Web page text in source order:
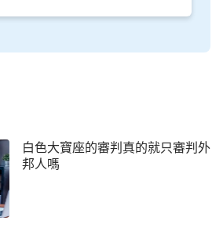
肉身的作工、説話、所有性情是
審判工作的實質則都是直接審判
工作。在肉身的神作工期間，雖
身作工範圍的工作結束以後，他
全宇各地，就如
一樣。不管是靈的作工還是肉身
的範圍中却代表全宇。末世的工
白色大寶座的審判真的就只審判外
邦人嗎